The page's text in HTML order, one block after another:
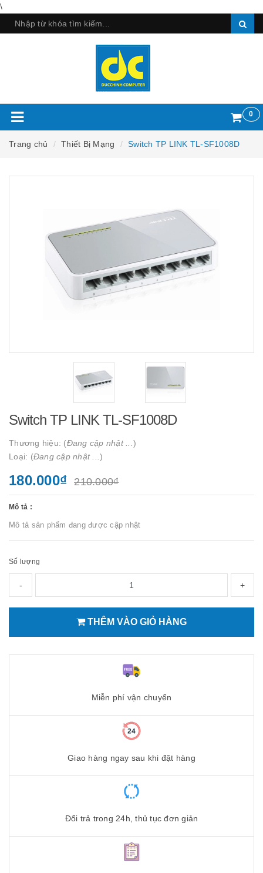
\
0
Trang chủ Thiết Bị Mạng Switch TP LINK TL-SF1008D
Switch TP LINK TL-SF1008D
Thương hiệu: (Đang cập nhật ... )
Loại: (Đang cập nhật ... )
180.000₫ 210.000₫
Mô tả :
Mô tả sản phẩm đang được cập nhật
Số lượng
- +
THÊM VÀO GIỎ HÀNG
Miễn phí vận chuyển
Giao hàng ngay sau khi đặt hàng
Đổi trả trong 24h, thủ tục đơn giản